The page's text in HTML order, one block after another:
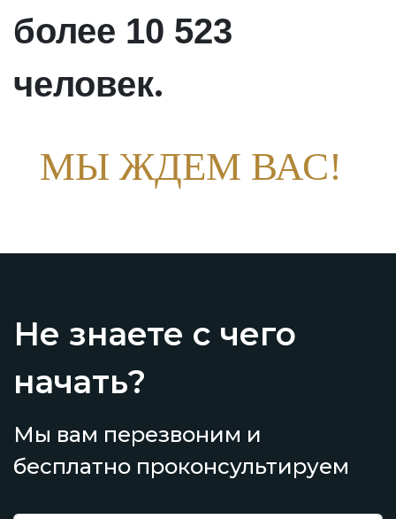
более 10 523
человек.
МЫ ЖДЕМ ВАС!
Не знаете с чего
начать?
Мы вам перезвоним и
бесплатно проконсультируем